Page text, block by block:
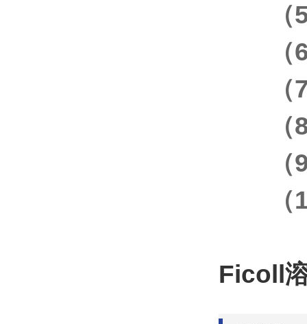
Ficoll